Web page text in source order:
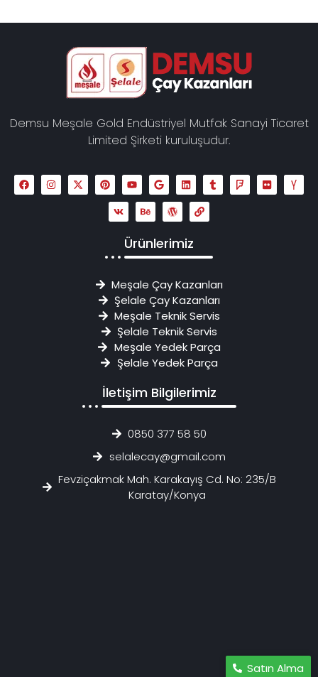
Demsu Meşale Gold Endüstriyel Mutfak Sanayi Ticaret
Limited Şirketi kuruluşudur.
Ürünlerimiz
Meşale Çay Kazanları
Şelale Çay Kazanları
Meşale Teknik Servis
Şelale Teknik Servis
Meşale Yedek Parça
Şelale Yedek Parça
İletişim Bilgilerimiz
0850 377 58 50
selalecay@gmail.com
Fevziçakmak Mah. Karakayış Cd. No: 235/B
Karatay/Konya
Satın Alma